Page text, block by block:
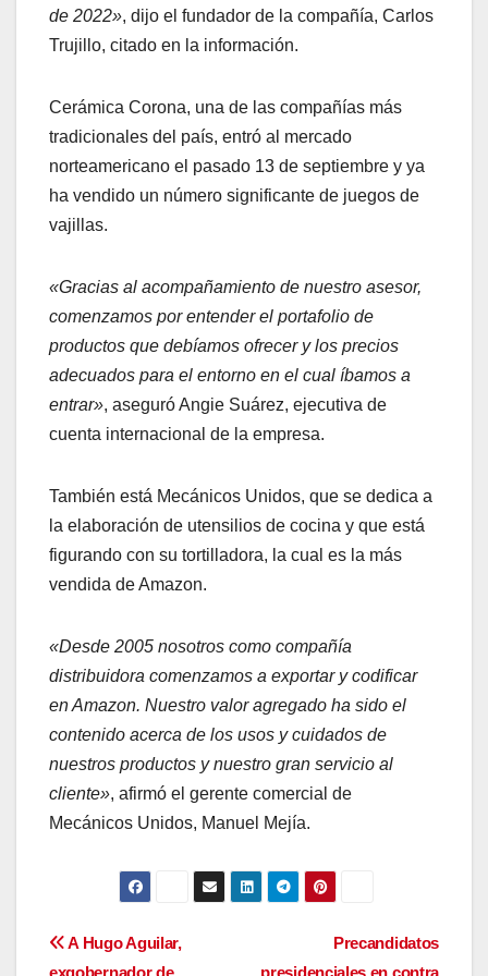
de 2022», dijo el fundador de la compañía, Carlos
Trujillo, citado en la información.
Cerámica Corona, una de las compañías más
tradicionales del país, entró al mercado
norteamericano el pasado 13 de septiembre y ya
ha vendido un número significante de juegos de
vajillas.
«Gracias al acompañamiento de nuestro asesor,
comenzamos por entender el portafolio de
productos que debíamos ofrecer y los precios
adecuados para el entorno en el cual íbamos a
entrar», aseguró Angie Suárez, ejecutiva de
cuenta internacional de la empresa.
También está Mecánicos Unidos, que se dedica a
la elaboración de utensilios de cocina y que está
figurando con su tortilladora, la cual es la más
vendida de Amazon.
«Desde 2005 nosotros como compañía
distribuidora comenzamos a exportar y codificar
en Amazon. Nuestro valor agregado ha sido el
contenido acerca de los usos y cuidados de
nuestros productos y nuestro gran servicio al
cliente», afirmó el gerente comercial de
Mecánicos Unidos, Manuel Mejía.
Navegación
Precandidatos
presidenciales en contra
A Hugo Aguilar,
exgobernador de